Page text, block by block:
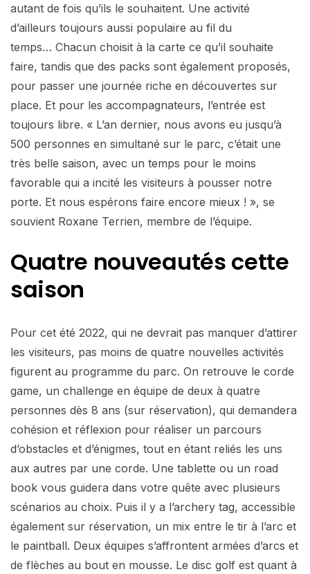
autant de fois qu’ils le souhaitent. Une activité
d’ailleurs toujours aussi populaire au fil du
temps… Chacun choisit à la carte ce qu’il souhaite
faire, tandis que des packs sont également proposés,
pour passer une journée riche en découvertes sur
place. Et pour les accompagnateurs, l’entrée est
toujours libre. « L’an dernier, nous avons eu jusqu’à
500 personnes en simultané sur le parc, c’était une
très belle saison, avec un temps pour le moins
favorable qui a incité les visiteurs à pousser notre
porte. Et nous espérons faire encore mieux ! », se
souvient Roxane Terrien, membre de l’équipe.
Quatre nouveautés cette
saison
Pour cet été 2022, qui ne devrait pas manquer d’attirer
les visiteurs, pas moins de quatre nouvelles activités
figurent au programme du parc. On retrouve le corde
game, un challenge en équipe de deux à quatre
personnes dès 8 ans (sur réservation), qui demandera
cohésion et réflexion pour réaliser un parcours
d’obstacles et d’énigmes, tout en étant reliés les uns
aux autres par une corde. Une tablette ou un road
book vous guidera dans votre quête avec plusieurs
scénarios au choix. Puis il y a l’archery tag, accessible
également sur réservation, un mix entre le tir à l’arc et
le paintball. Deux équipes s’affrontent armées d’arcs et
de flèches au bout en mousse. Le disc golf est quant à